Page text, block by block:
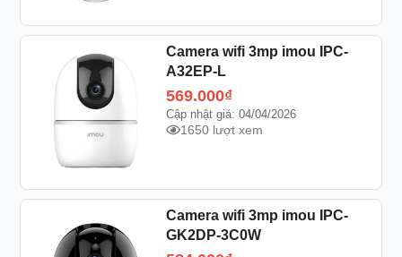
Camera wifi 3mp imou IPC-
A32EP-L
569.000₫
Cập nhật giá: 04/04/2026
1650 lượt xem
Camera wifi 3mp imou IPC-
GK2DP-3C0W